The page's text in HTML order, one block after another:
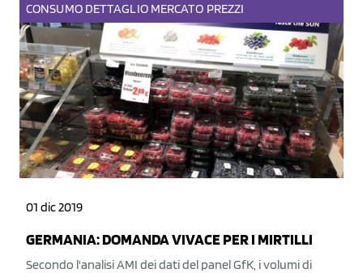
CONSUMO DETTAGLIO MERCATO PREZZI
01 dic 2019
GERMANIA: DOMANDA VIVACE PER I MIRTILLI
Secondo l'analisi AMI dei dati del panel GfK, i volumi di